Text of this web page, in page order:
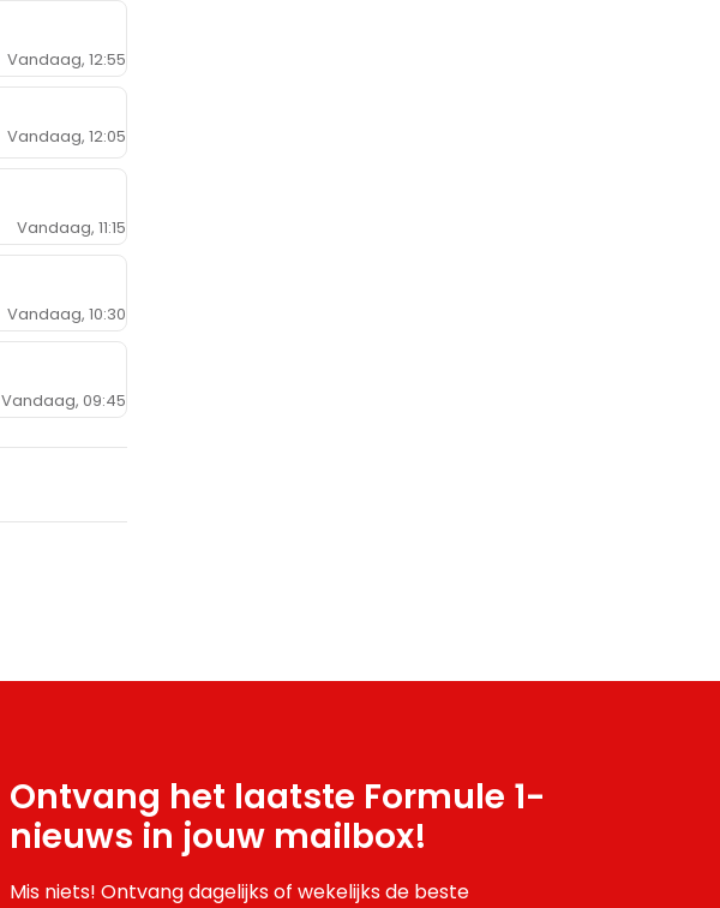
Vandaag, 12:55
Vandaag, 12:05
Vandaag, 11:15
Vandaag, 10:30
Vandaag, 09:45
Ontvang het laatste Formule 1-
nieuws in jouw mailbox!
Mis niets! Ontvang dagelijks of wekelijks de beste